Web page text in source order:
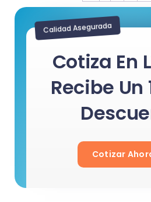
Calidad Asegurada
Cotiza En
Recibe Un
Cotizar